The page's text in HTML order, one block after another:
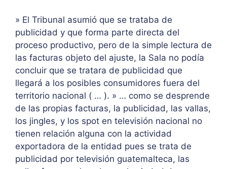
» El Tribunal asumió que se trataba de
publicidad y que forma parte directa del
proceso productivo, pero de la simple lectura de
las facturas objeto del ajuste, la Sala no podía
concluir que se tratara de publicidad que
llegará a los posibles consumidores fuera del
territorio nacional ( … ). » … como se desprende
de las propias facturas, la publicidad, las vallas,
los jingles, y los spot en televisión nacional no
tienen relación alguna con la actividad
exportadora de la entidad pues se trata de
publicidad por televisión guatemalteca, las